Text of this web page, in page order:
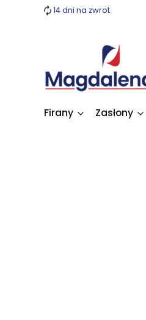
14 dni na zwrot
Firany Zasłony